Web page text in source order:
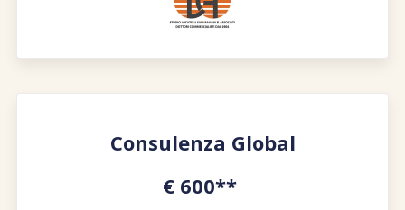
Consulenza Global
€ 600**